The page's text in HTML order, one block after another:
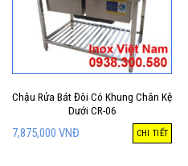
Chậu Rửa Bát Đôi Có Khung Chân Kệ
Dưới CR-06
7,875,000 VNĐ CHI TIẾT